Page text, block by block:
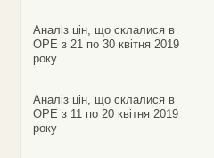
Аналіз цін, що склалися в
ОРЕ з 21 по 30 квітня 2019
року
Аналіз цін, що склалися в
ОРЕ з 11 по 20 квітня 2019
року